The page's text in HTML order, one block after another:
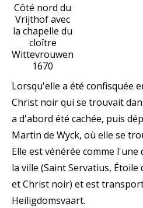
Côté nord du
Vrijthof avec
la chapelle du
cloître
Wittevrouwen
1670
Lorsqu'elle a été confisquée
Christ noir qui se trouvait
a d'abord été cachée, puis
Martin de Wyck, où elle se
Elle est vénérée comme
la ville (Saint Servatius,
et Christ noir) et est
Heiligdomsvaart.